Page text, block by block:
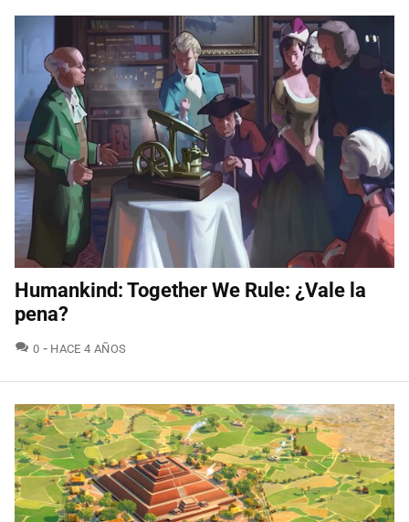
Humankind: Together We Rule: ¿Vale la
pena?
0 COMENTARIOS
HACE 4 AÑOS